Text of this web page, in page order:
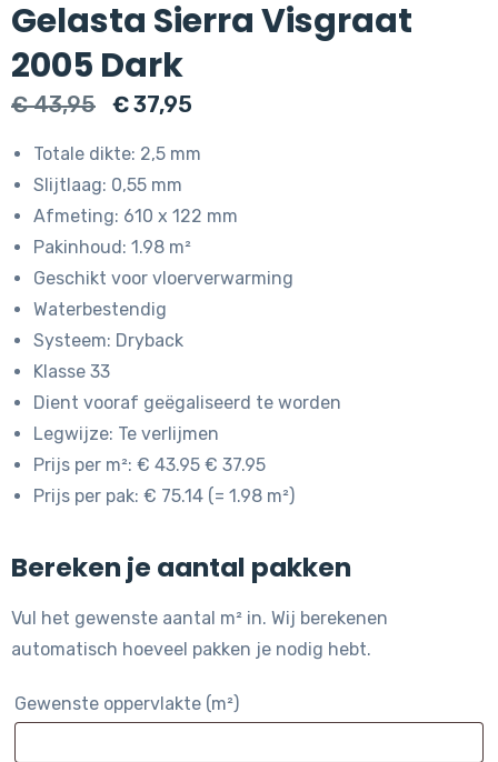
Gelasta Sierra Visgraat
2005 Dark
€43,95
Oorspronkelijke
€ 43,95.
€37,95
€ 37,95.
Totale dikte: 2,5 mm
Slijtlaag: 0,55 mm
Afmeting: 610 x 122 mm
Pakinhoud: 1.98 m²
Geschikt voor vloerverwarming
Waterbestendig
Systeem: Dryback
Klasse 33
Dient vooraf geëgaliseerd te worden
Legwijze: Te verlijmen
Prijs per m²: € 43.95 € 37.95
Prijs per pak: € 75.14 (= 1.98 m²)
Bereken je aantal pakken
Vul het gewenste aantal m² in. Wij berekenen
automatisch hoeveel pakken je nodig hebt.
Gewenste oppervlakte (m²)